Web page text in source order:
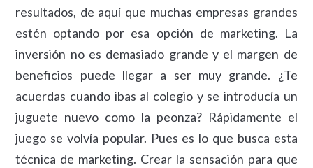
resultados, de aquí que muchas empresas grandes
estén optando por esa opción de marketing. La
inversión no es demasiado grande y el margen de
beneficios puede llegar a ser muy grande. ¿Te
acuerdas cuando ibas al colegio y se introducía un
juguete nuevo como la peonza? Rápidamente el
juego se volvía popular. Pues es lo que busca esta
técnica de marketing. Crear la sensación para que